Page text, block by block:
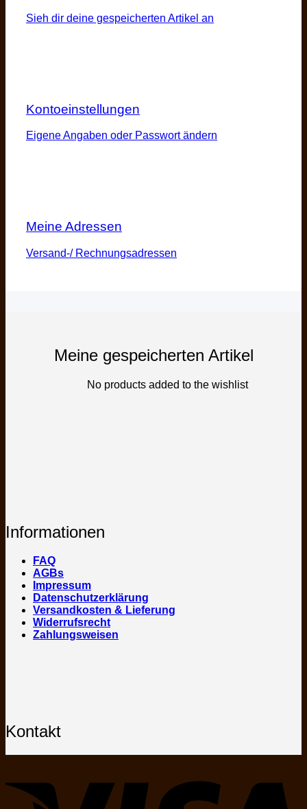
Sieh dir deine gespeicherten Artikel an
Kontoeinstellungen
Eigene Angaben oder Passwort ändern
Meine Adressen
Versand-/ Rechnungsadressen
Meine gespeicherten Artikel
No products added to the wishlist
Informationen
FAQ
AGBs
Impressum
Datenschutzerklärung
Versandkosten & Lieferung
Widerrufsrecht
Zahlungsweisen
Kontakt